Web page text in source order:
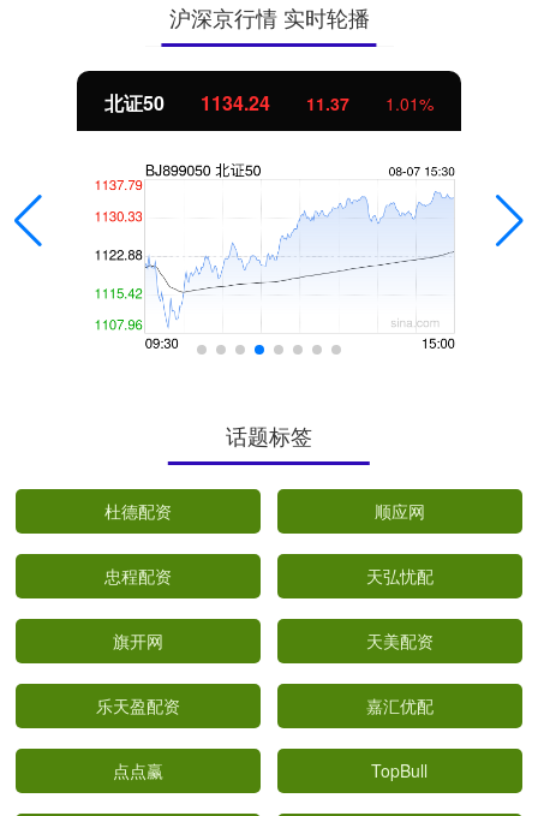
沪深京行情 实时轮播
北证50 1134.24 11.37 1.01%
话题标签
杜德配资 顺应网
忠程配资 天弘忧配
旗开网 天美配资
乐天盈配资 嘉汇优配
点点赢 TopBull